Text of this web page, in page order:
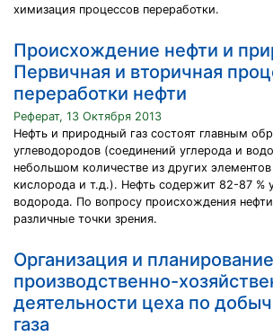
химизация процессов переработки.
Происхождение нефти и
Первичная и вторичная
переработки нефти
Реферат, 13 Октября 2013
Нефть и природный газ состоят главным
углеводородов (соединений углерода и
небольшом количестве из других
кислорода и т.д.). Нефть содержит 82-87 %
водорода. По вопросу происхождения
различные точки зрения.
Организация и планирование
производственно-
деятельности цеха по
газа